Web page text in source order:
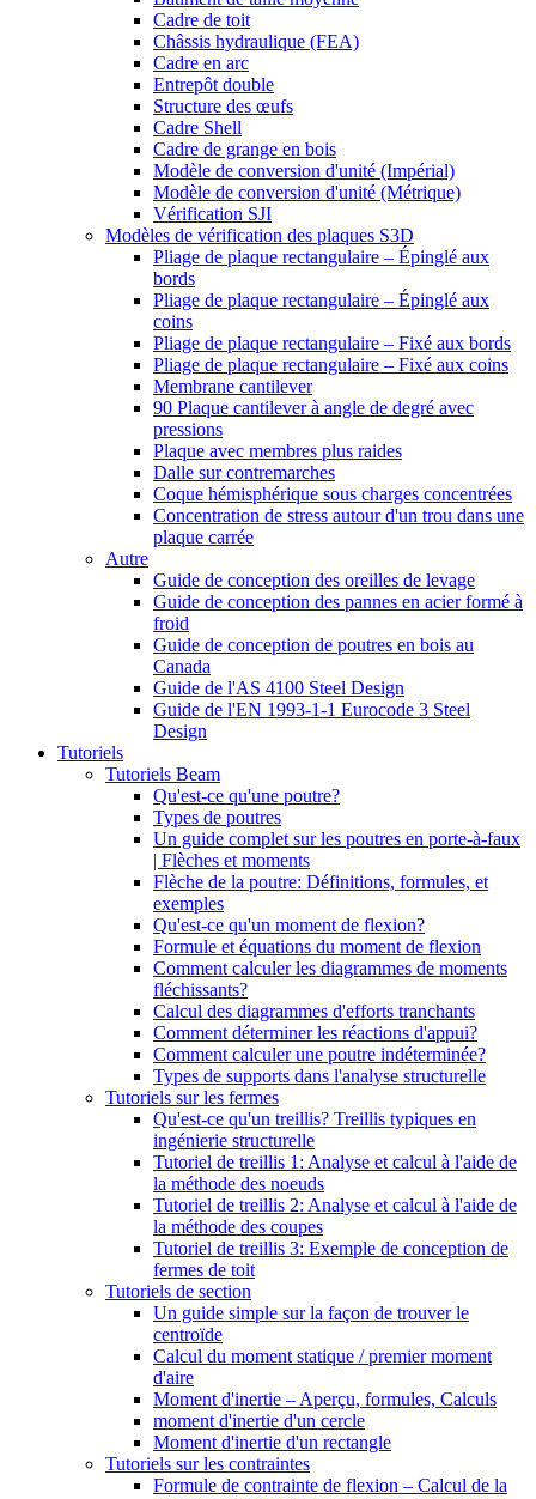
Cadre de toit
Châssis hydraulique (FEA)
Cadre en arc
Entrepôt double
Structure des œufs
Cadre Shell
Cadre de grange en bois
Modèle de conversion d'unité (Impérial)
Modèle de conversion d'unité (Métrique)
Vérification SJI
Modèles de vérification des plaques S3D
Pliage de plaque rectangulaire – Épinglé aux
bords
Pliage de plaque rectangulaire – Épinglé aux
coins
Pliage de plaque rectangulaire – Fixé aux bords
Pliage de plaque rectangulaire – Fixé aux coins
Membrane cantilever
90 Plaque cantilever à angle de degré avec
pressions
Plaque avec membres plus raides
Dalle sur contremarches
Coque hémisphérique sous charges concentrées
Concentration de stress autour d'un trou dans une
plaque carrée
Autre
Guide de conception des oreilles de levage
Guide de conception des pannes en acier formé à
froid
Guide de conception de poutres en bois au
Canada
Guide de l'AS 4100 Steel Design
Guide de l'EN 1993-1-1 Eurocode 3 Steel
Design
Tutoriels
Tutoriels Beam
Qu'est-ce qu'une poutre?
Types de poutres
Un guide complet sur les poutres en porte-à-faux
| Flèches et moments
Flèche de la poutre: Définitions, formules, et
exemples
Qu'est-ce qu'un moment de flexion?
Formule et équations du moment de flexion
Comment calculer les diagrammes de moments
fléchissants?
Calcul des diagrammes d'efforts tranchants
Comment déterminer les réactions d'appui?
Comment calculer une poutre indéterminée?
Types de supports dans l'analyse structurelle
Tutoriels sur les fermes
Qu'est-ce qu'un treillis? Treillis typiques en
ingénierie structurelle
Tutoriel de treillis 1: Analyse et calcul à l'aide de
la méthode des noeuds
Tutoriel de treillis 2: Analyse et calcul à l'aide de
la méthode des coupes
Tutoriel de treillis 3: Exemple de conception de
fermes de toit
Tutoriels de section
Un guide simple sur la façon de trouver le
centroïde
Calcul du moment statique / premier moment
d'aire
Moment d'inertie – Aperçu, formules, Calculs
moment d'inertie d'un cercle
Moment d'inertie d'un rectangle
Tutoriels sur les contraintes
Formule de contrainte de flexion – Calcul de la